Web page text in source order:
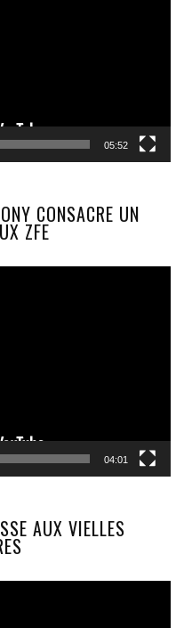
05:52
CONSACRE UN
ZFE
04:01
AUX VIELLES